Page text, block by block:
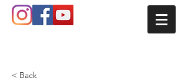
< Back